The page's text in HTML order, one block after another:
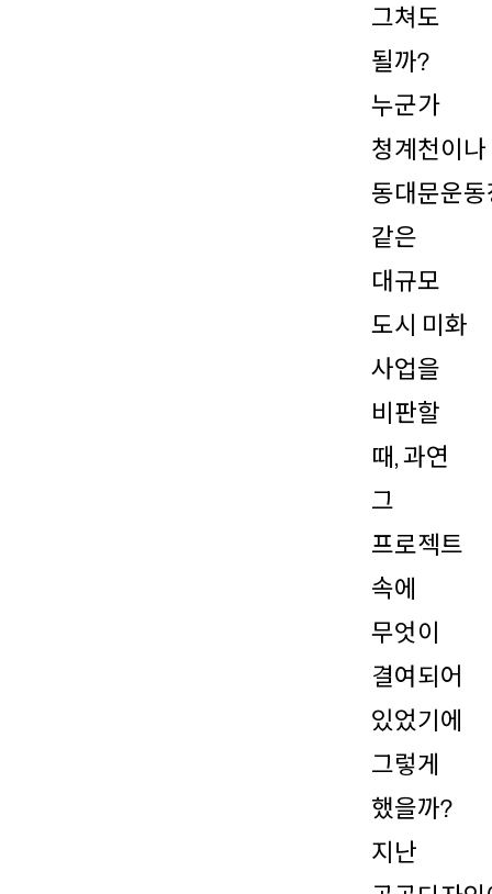
그쳐도
될까?
누군가
청계천이나
동대문운
같은
대규모
도시 미화
사업을
비판할
때, 과연
그
프로젝트
속에
무엇이
결여되어
있었기에
그렇게
했을까?
지난